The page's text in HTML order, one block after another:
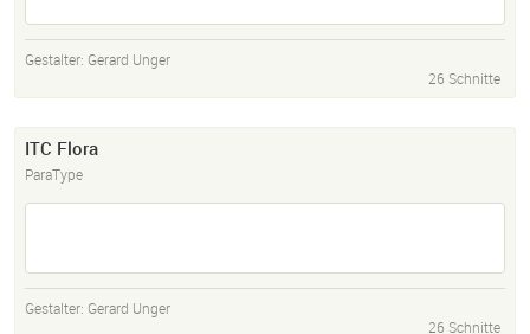
Gestalter: Gerard Unger
26 Schnitte
ITC Flora
ParaType
Gestalter: Gerard Unger
26 Schnitte